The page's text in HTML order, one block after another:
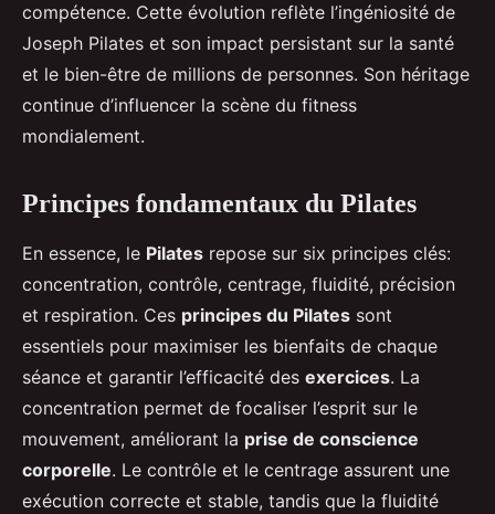
compétence. Cette évolution reflète l’ingéniosité de
Joseph Pilates et son impact persistant sur la santé
et le bien-être de millions de personnes. Son héritage
continue d’influencer la scène du fitness
mondialement.
Principes fondamentaux du Pilates
En essence, le Pilates repose sur six principes clés:
concentration, contrôle, centrage, fluidité, précision
et respiration. Ces principes du Pilates sont
essentiels pour maximiser les bienfaits de chaque
séance et garantir l’efficacité des exercices. La
concentration permet de focaliser l’esprit sur le
mouvement, améliorant la prise de conscience
corporelle. Le contrôle et le centrage assurent une
exécution correcte et stable, tandis que la fluidité